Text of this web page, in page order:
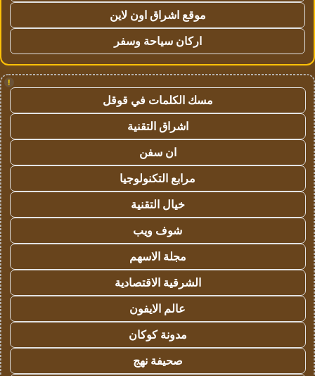
موقع اشراق اون لاين
اركان سياحة وسفر
!
مسك الكلمات في قوقل
اشراق التقنية
ان سفن
مرابع التكنولوجيا
خيال التقنية
شوف ويب
مجلة الاسهم
الشرقية الاقتصادية
عالم الايفون
مدونة كوكان
صحيفة نهج